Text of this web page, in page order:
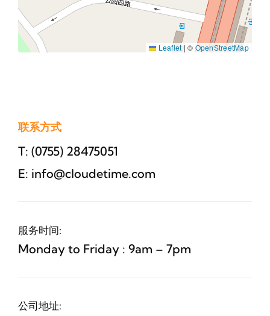
Leaflet | © OpenStreetMap
联系方式
T: (0755) 28475051
E: info@cloudetime.com
服务时间:
Monday to Friday : 9am – 7pm
公司地址: